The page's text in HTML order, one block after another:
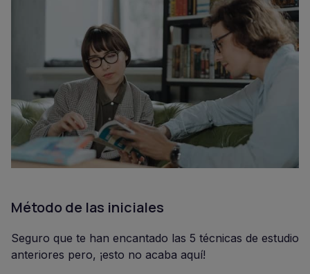
Método de las iniciales
Seguro que te han encantado las 5 técnicas de estudio
anteriores pero, ¡esto no acaba aquí!